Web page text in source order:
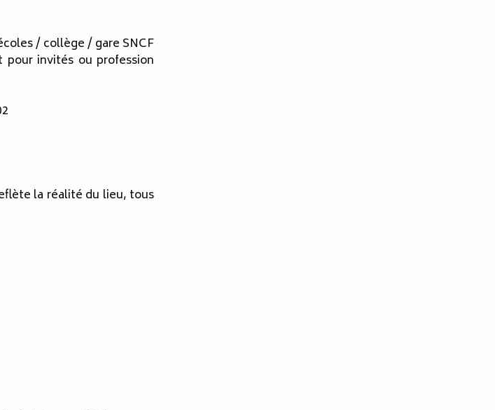
/ collège / gare SNCF
invités ou profession
la réalité du lieu, tous